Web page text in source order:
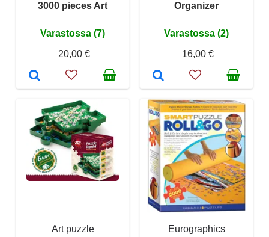
3000 pieces Art
Varastossa (7)
20,00 €
Organizer
Varastossa (2)
16,00 €
Art puzzle
Eurographics